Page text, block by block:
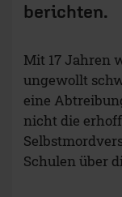
berichten.
Mit 17 Jahren
ungewollt
eine
nicht die
Schulen über